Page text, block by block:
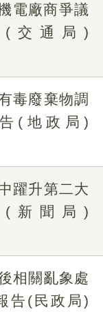
電廠商爭議
(交通局)
毒廢棄物調
(地政局)
躍升第二大
(新聞局)
相關亂象處
告(民政局)